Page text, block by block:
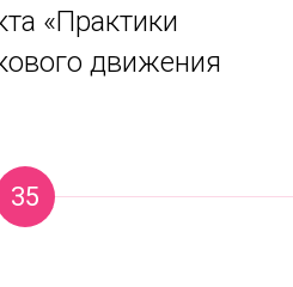
«Практики
движения
35